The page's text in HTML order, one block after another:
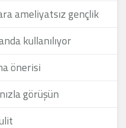
ameliyatsız gençlik
kullanılıyor
önerisi
görüşün